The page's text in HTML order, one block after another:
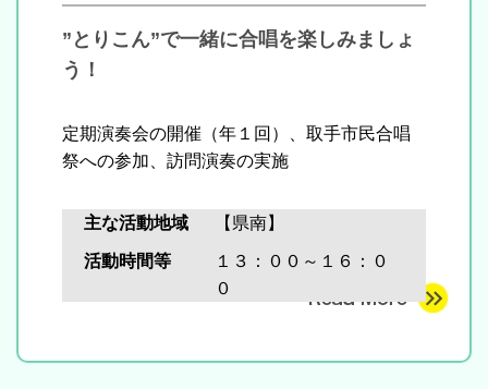
”とりこん”で一緒に合唱を楽しみましょ
う！
定期演奏会の開催（年１回）、取手市民合唱
祭への参加、訪問演奏の実施
主な活動地域 【県南】
活動時間等
１３：００～１６：０
０